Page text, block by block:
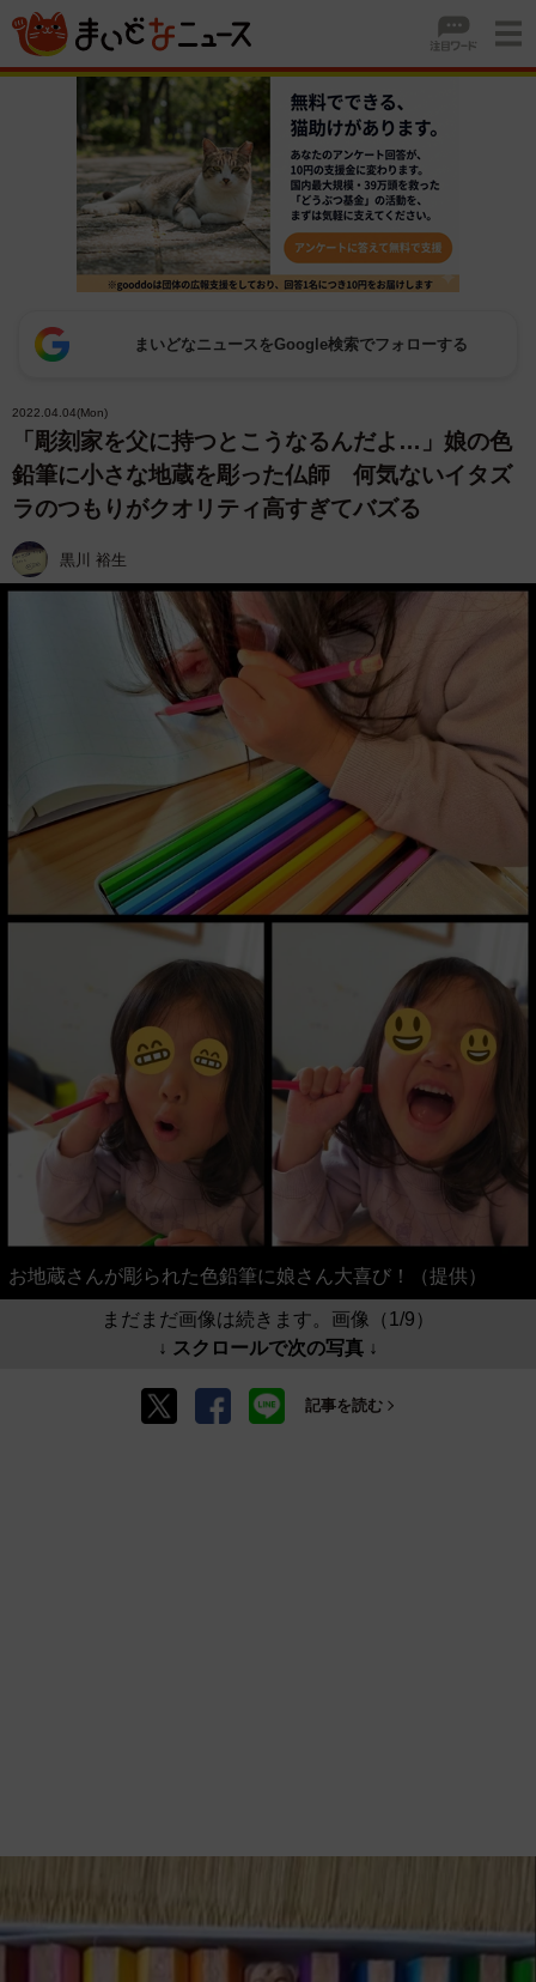
まいどなニュースをGoogle検索でフォローする
2022.04.04(Mon)
「彫刻家を父に持つとこうなるんだよ…」娘の色
鉛筆に小さな地蔵を彫った仏師 何気ないイタズ
ラのつもりがクオリティ高すぎてバズる
黒川 裕生
お地蔵さんが彫られた色鉛筆に娘さん大喜び！（提供）
まだまだ画像は続きます。画像（1/9）
↓ スクロールで次の写真 ↓
記事を読む